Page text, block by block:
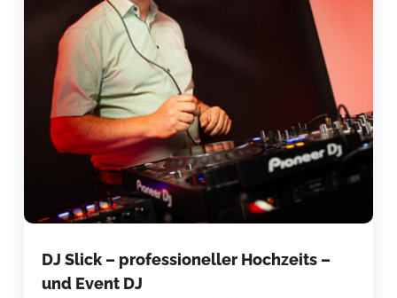
DJ Slick – professioneller Hochzeits –
und Event DJ